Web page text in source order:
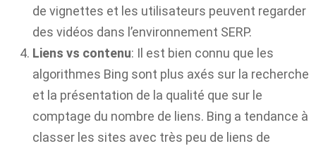
de vignettes et les utilisateurs peuvent regarder
des vidéos dans l’environnement SERP.
Liens vs contenu: Il est bien connu que les
algorithmes Bing sont plus axés sur la recherche
et la présentation de la qualité que sur le
comptage du nombre de liens. Bing a tendance à
classer les sites avec très peu de liens de